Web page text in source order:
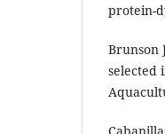
protein-
Brunson
selected